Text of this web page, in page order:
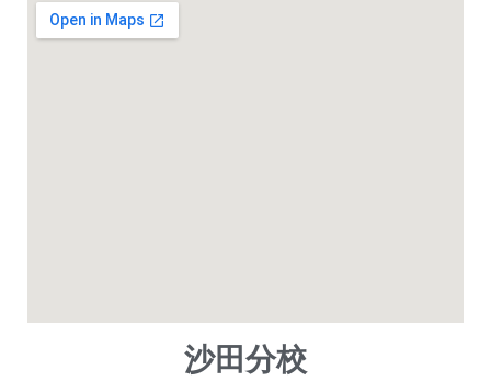
沙田分校